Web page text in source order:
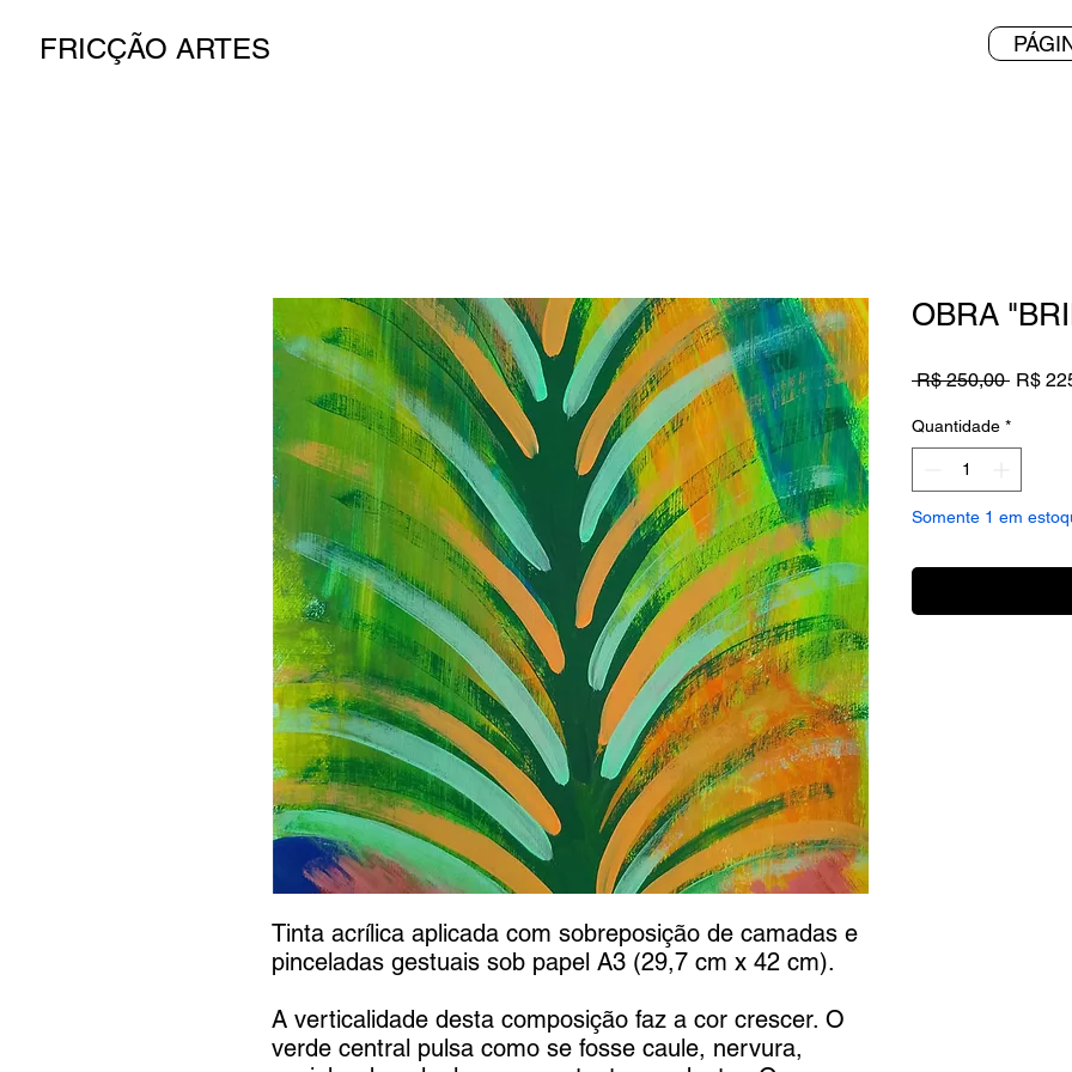
FRICÇÃO ARTES
Tinta acrílica aplicada com sobreposição de camadas e
pinceladas gestuais sob papel A3 (29,7 cm x 42 cm).
A verticalidade desta composição faz a cor crescer. O
verde central pulsa como se fosse caule, nervura,
OBRA
R$ 250,00 Preço
R$
Quantidade *
Somente 1 em